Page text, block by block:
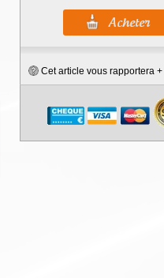
Cet article vous rapportera +